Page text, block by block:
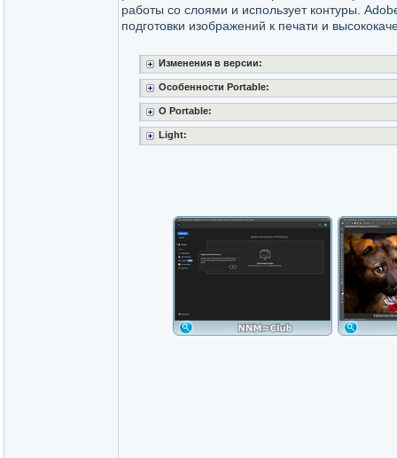
работы со слоями и использует контуры.
подготовки изображений к печати и
Изменения в версии:
Особенности Portable:
О Portable:
Light: